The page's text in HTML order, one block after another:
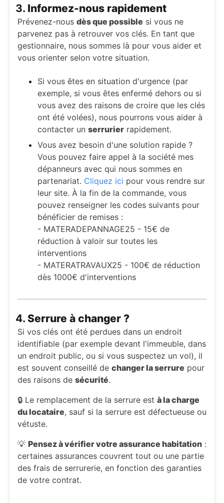
3. Informez-nous rapidement
Prévenez-nous dès que possible si vous ne
parvenez pas à retrouver vos clés. En tant que
gestionnaire, nous sommes là pour vous aider et
vous orienter selon votre situation.
Si vous êtes en situation d'urgence (par
exemple, si vous êtes enfermé dehors ou si
vous avez des raisons de croire que les clés
ont été volées), nous pourrons vous aider à
contacter un serrurier rapidement.
Vous avez besoin d'une solution rapide ?
Vous pouvez faire appel à la société mes
dépanneurs avec qui nous sommes en
partenariat. Cliquez ici pour vous rendre sur
leur site. À la fin de la commande, vous
pouvez renseigner les codes suivants pour
bénéficier de remises :
- MATERADEPANNAGE25 - 15€ de
réduction à valoir sur toutes les
interventions
- MATERATRAVAUX25 - 100€ de réduction
dès 1000€ d'interventions
4. Serrure à changer ?
Si vos clés ont été perdues dans un endroit
identifiable (par exemple devant l'immeuble, dans
un endroit public, ou si vous suspectez un vol), il
est souvent conseillé de changer la serrure pour
des raisons de sécurité.
🔒 Le remplacement de la serrure est à la charge
du locataire, sauf si la serrure est défectueuse ou
vétuste.
💡 Pensez à vérifier votre assurance habitation :
certaines assurances couvrent tout ou une partie
des frais de serrurerie, en fonction des garanties
de votre contrat.